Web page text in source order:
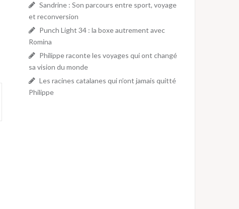
Sandrine : Son parcours entre sport, voyage
et reconversion
Punch Light 34 : la boxe autrement avec
Romina
Philippe raconte les voyages qui ont changé
sa vision du monde
Les racines catalanes qui n’ont jamais quitté
Philippe